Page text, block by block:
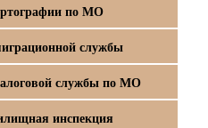
по МО
службы
службы по МО
инспекция